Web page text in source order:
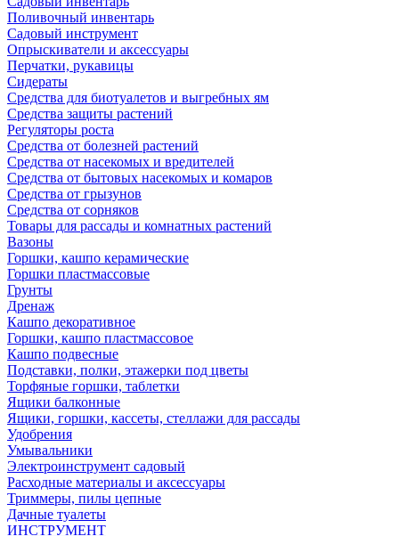
Поливочный инвентарь
Садовый инструмент
Опрыскиватели и аксессуары
Перчатки, рукавицы
Сидераты
Средства для биотуалетов и выгребных ям
Средства защиты растений
Регуляторы роста
Средства от болезней растений
Средства от насекомых и вредителей
Средства от бытовых насекомых и комаров
Средства от грызунов
Средства от сорняков
Товары для рассады и комнатных растений
Вазоны
Горшки, кашпо керамические
Горшки пластмассовые
Грунты
Дренаж
Кашпо декоративное
Горшки, кашпо пластмассовое
Кашпо подвесные
Подставки, полки, этажерки под цветы
Торфяные горшки, таблетки
Ящики балконные
Ящики, горшки, кассеты, стеллажи для рассады
Удобрения
Умывальники
Электроинструмент садовый
Расходные материалы и аксессуары
Триммеры, пилы цепные
Дачные туалеты
ИНСТРУМЕНТ